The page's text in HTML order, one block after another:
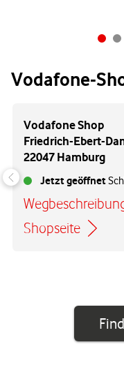
Vodafone-
Vodafone Shop
Friedrich-Ebert-
22047 Hamburg
Jetzt geöffnet
Link öffnet in
Shopseite